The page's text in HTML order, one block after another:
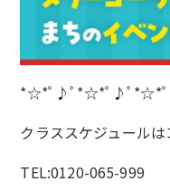
*☆*ﾟ♪ﾟ*☆*ﾟ♪ﾟ*☆*
クラススケジュールは
TEL:0120-065-999